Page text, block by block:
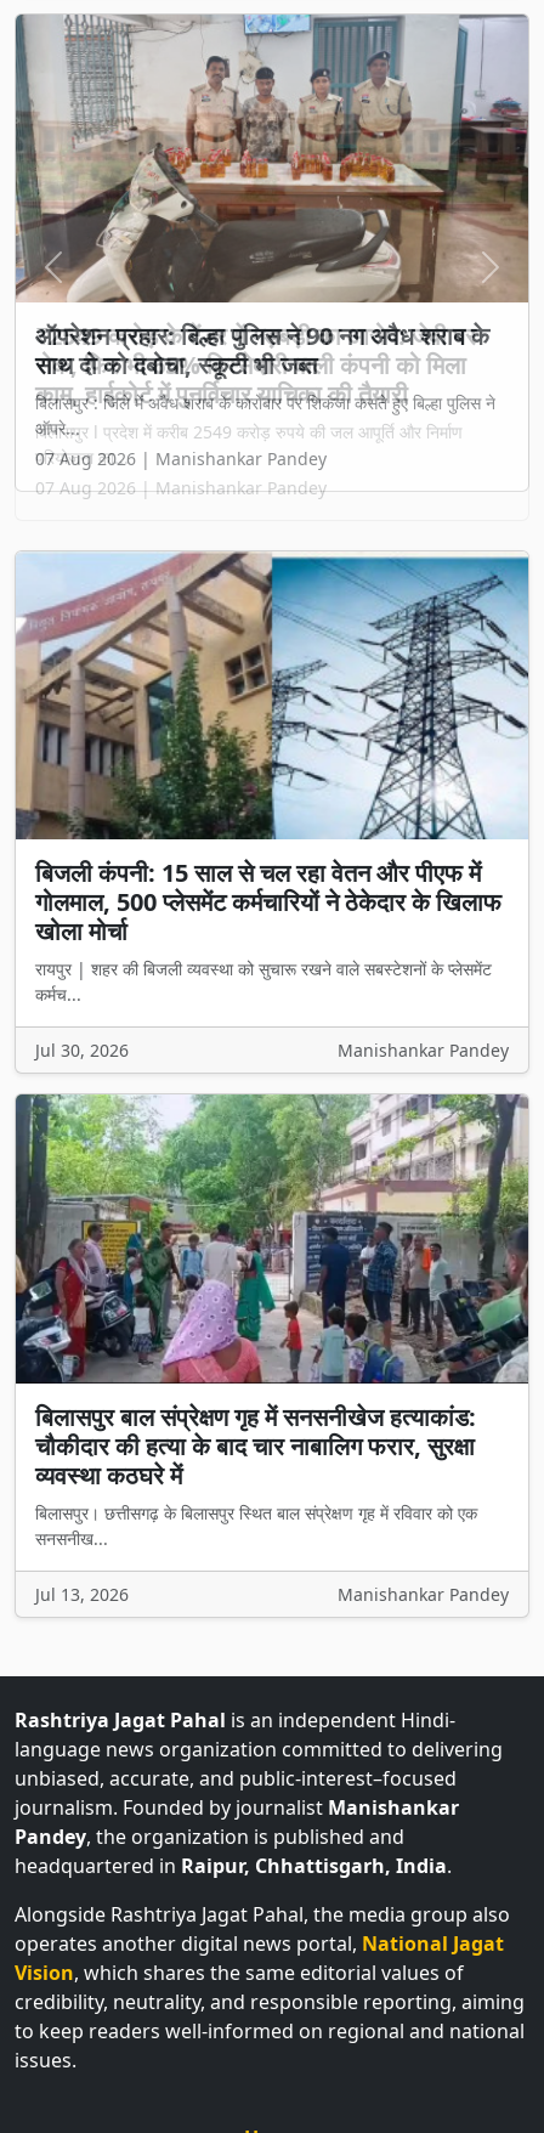
₹2549 करोड़ के टेंडर में गड़बड़ी का आरोप: जेवी पर
रोक, फिर भी 65% हिस्सेदारी वाली कंपनी को मिला
काम, हाईकोर्ट में पुनर्विचार याचिका की तैयारी
बिलासपुर l प्रदेश में करीब 2549 करोड़ रुपये की जल आपूर्ति और निर्माण
परियोजना का...
07 Aug 2026 | Manishankar Pandey
Previous Next
बिजली कंपनी: 15 साल से चल रहा वेतन और पीएफ में
गोलमाल, 500 प्लेसमेंट कर्मचारियों ने ठेकेदार के खिलाफ
खोला मोर्चा
रायपुर | शहर की बिजली व्यवस्था को सुचारू रखने वाले सबस्टेशनों के प्लेसमेंट
कर्मच...
Jul 30, 2026 Manishankar Pandey
बिलासपुर बाल संप्रेक्षण गृह में सनसनीखेज हत्याकांड:
चौकीदार की हत्या के बाद चार नाबालिग फरार, सुरक्षा
व्यवस्था कठघरे में
बिलासपुर। छत्तीसगढ़ के बिलासपुर स्थित बाल संप्रेक्षण गृह में रविवार को एक
सनसनीख...
Jul 13, 2026 Manishankar Pandey
Rashtriya Jagat Pahal is an independent Hindi-
language news organization committed to delivering
unbiased, accurate, and public-interest–focused
journalism. Founded by journalist Manishankar
Pandey, the organization is published and
headquartered in Raipur, Chhattisgarh, India.
Alongside Rashtriya Jagat Pahal, the media group also
operates another digital news portal, National Jagat
Vision, which shares the same editorial values of
credibility, neutrality, and responsible reporting, aiming
to keep readers well-informed on regional and national
issues.